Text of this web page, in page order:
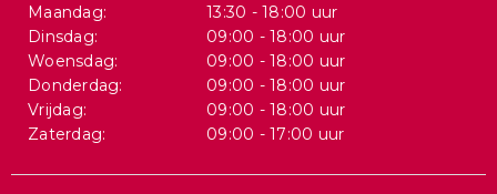
Maandag:
13:30 - 18:00 uur
Dinsdag:
09:00 - 18:00 uur
Woensdag:
09:00 - 18:00 uur
Donderdag:
09:00 - 18:00 uur
Vrijdag:
09:00 - 18:00 uur
Zaterdag:
09:00 - 17:00 uur